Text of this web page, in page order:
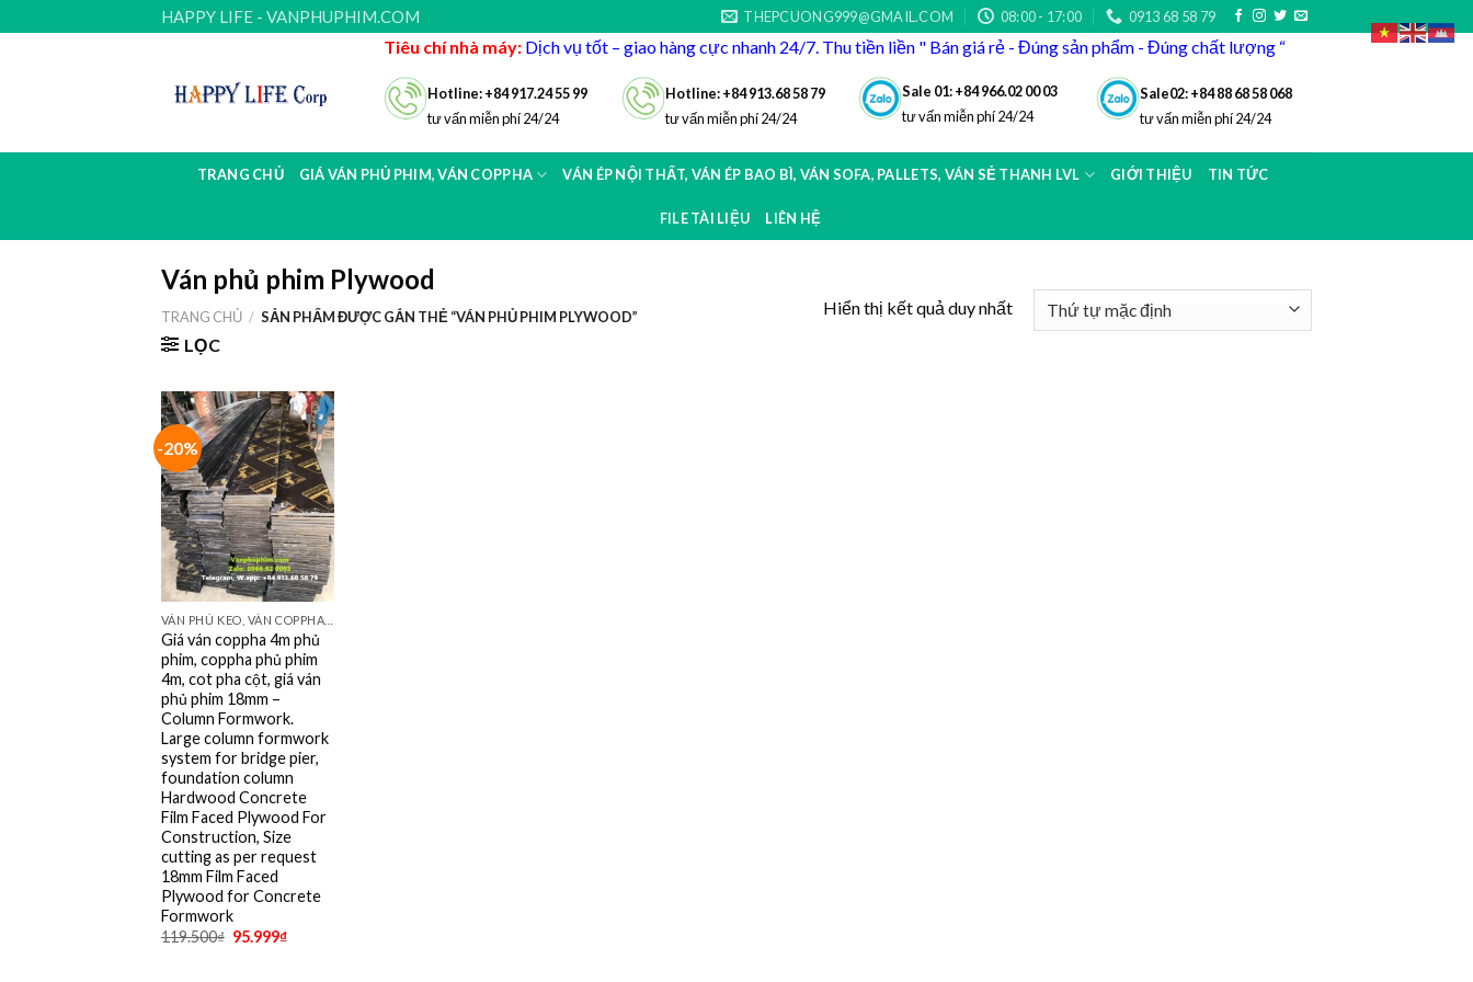
to
HAPPY LIFE - VANPHUPHIM.COM THEPCUONG999@GMAIL.COM 08:00 - 17:00 0913 68 58 79
Tiêu chí nhà máy: Dịch vụ tốt – giao hàng cực nhanh 24/7. Thu tiền liền " Bán giá rẻ - Đúng sản phẩm - Đúng chất lượng “
Hotline: +84 917.24 55 99
tư vấn miễn phí 24/24
Hotline: +84 913.68 58 79
tư vấn miễn phí 24/24
Sale 01: +84966.02 00 03
tư vấn miễn phí 24/24
Sale02: +84 88 68 58 068
tư vấn miễn phí 24/24
TRANG CHỦ GIÁ VÁN PHỦ PHIM, VÁN COPPHA VÁN ÉP NỘI THẤT, VÁN ÉP BAO BÌ, VÁN SOFA, PALLETS, VÁN SẺ THANH LVL GIỚI THIỆU TIN TỨC
FILE TÀI LIỆU LIÊN HỆ
Ván phủ phim Plywood
TRANG CHỦ / SẢN PHẨM ĐƯỢC GẮN THẺ “VÁN PHỦ PHIM PLYWOOD”
LỌC
Hiển thị kết quả duy nhất
-20%
Giá ván coppha 4m phủ
phim, coppha phủ phim
4m, cot pha cột, giá ván
phủ phim 18mm –
Column Formwork.
Large column formwork
system for bridge pier,
foundation column
Hardwood Concrete
Film Faced Plywood For
Construction, Size
cutting as per request
18mm Film Faced
Plywood for Concrete
Formwork
119.500₫ 95.999₫